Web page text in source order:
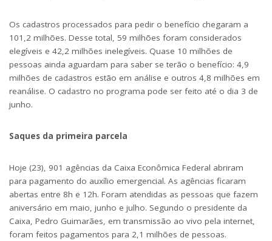
Os cadastros processados para pedir o benefício chegaram a
101,2 milhões. Desse total, 59 milhões foram considerados
elegíveis e 42,2 milhões inelegíveis. Quase 10 milhões de
pessoas ainda aguardam para saber se terão o benefício: 4,9
milhões de cadastros estão em análise e outros 4,8 milhões em
reanálise. O cadastro no programa pode ser feito até o dia 3 de
junho.
Saques da primeira parcela
Hoje (23), 901 agências da Caixa Econômica Federal abriram
para pagamento do auxílio emergencial. As agências ficaram
abertas entre 8h e 12h. Foram atendidas as pessoas que fazem
aniversário em maio, junho e julho. Segundo o presidente da
Caixa, Pedro Guimarães, em transmissão ao vivo pela internet,
foram feitos pagamentos para 2,1 milhões de pessoas.